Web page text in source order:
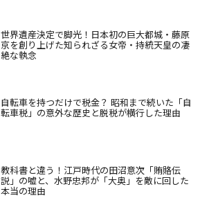
世界遺産決定で脚光！日本初の巨大都城・藤原
京を創り上げた知られざる女帝・持統天皇の凄
絶な執念
自転車を持つだけで税金？ 昭和まで続いた「自
転車税」の意外な歴史と脱税が横行した理由
教科書と違う！江戸時代の田沼意次「賄賂伝
説」の嘘と、水野忠邦が「大奥」を敵に回した
本当の理由